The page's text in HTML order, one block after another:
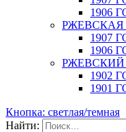
1906
РЖЕВСКАЯ
1907
1906
1902
1901
Кнопка: светлая/темная
Найти: